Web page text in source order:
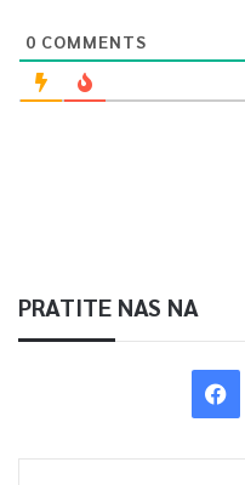
0 COMMENTS
PRATITE NAS NA